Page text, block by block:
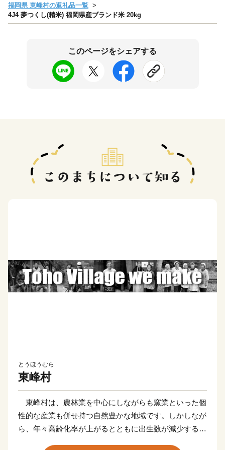
福岡県 東峰村の返礼品一覧
4J4 夢つくし(精米) 福岡県産ブランド米 20kg
このページをシェアする
とうほうむら
東峰村
東峰村は、農林業を中心にしながらも窯業といった個
性的な産業も併せ持つ自然豊かな地域です。しかしなが
ら、年々高齢化率が上がるとともに出生数が減少する少